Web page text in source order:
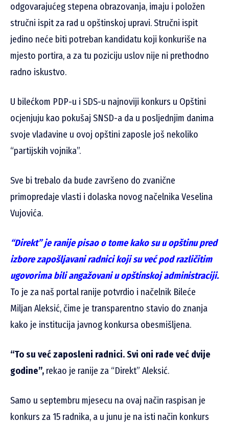
odgovarajućeg stepena obrazovanja, imaju i položen
stručni ispit za rad u opštinskoj upravi. Stručni ispit
jedino neće biti potreban kandidatu koji konkuriše na
mjesto portira, a za tu poziciju uslov nije ni prethodno
radno iskustvo.
U bilećkom PDP-u i SDS-u najnoviji konkurs u Opštini
ocjenjuju kao pokušaj SNSD-a da u posljednjim danima
svoje vladavine u ovoj opštini zaposle još nekoliko
“partijskih vojnika”.
Sve bi trebalo da bude završeno do zvanične
primopredaje vlasti i dolaska novog načelnika Veselina
Vujovića.
“Direkt” je ranije pisao o tome kako su u opštinu pred
izbore zapošljavani radnici koji su već pod različitim
ugovorima bili angažovani u opštinskoj administraciji.
To je za naš portal ranije potvrdio i načelnik Bileće
Miljan Aleksić, čime je transparentno stavio do znanja
kako je institucija javnog konkursa obesmišljena.
“To su već zaposleni radnici. Svi oni rade već dvije
godine”, rekao je ranije za “Direkt” Aleksić.
Samo u septembru mjesecu na ovaj način raspisan je
konkurs za 15 radnika, a u junu je na isti način konkurs